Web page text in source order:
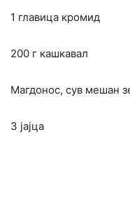
1 главица кромид
200 г кашкавал
Магдонос, сув мешан
3 јајца